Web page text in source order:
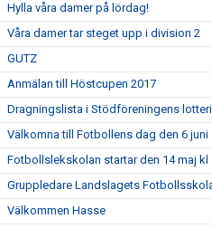
Hylla våra damer på lördag!
Våra damer tar steget upp i division 2
GUTZ
Anmälan till Höstcupen 2017
Dragningslista i Stödföreningens lotteri
Välkomna till Fotbollens dag den 6 juni
Fotbollslekskolan startar den 14 maj kl
Gruppledare Landslagets
Välkommen Hasse